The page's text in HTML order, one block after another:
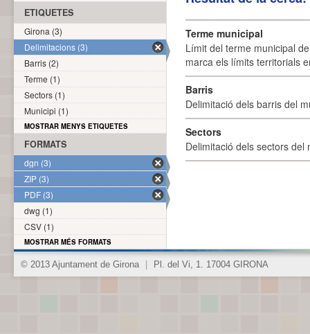
Terme municipal
Límit del terme municipal
marca els límits territorials
Barris
Delimitació dels barris del
Sectors
Delimitació dels sectors del
ETIQUETES
Girona (3)
Delimitacions (3)
Barris (2)
Terme (1)
Sectors (1)
Municipi (1)
MOSTRAR MENYS ETIQUETES
FORMATS
dgn (3)
ZIP (3)
PDF (3)
dwg (1)
CSV (1)
MOSTRAR MÉS FORMATS
© 2013 Ajuntament de Girona Pl. del Vi, 1. 17004 GIRONA